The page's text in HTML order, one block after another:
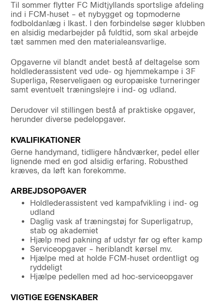
Til sommer flytter FC Midtjyllands sportslige afdeling
ind i FCM-huset – et nybygget og topmoderne
fodboldanlæg i Ikast. I den forbindelse søger klubben
en alsidig medarbejder på fuldtid, som skal arbejde
tæt sammen med den materialeansvarlige.
Opgaverne vil blandt andet bestå af deltagelse som
holdlederassistent ved ude- og hjemmekampe i 3F
Superliga, Reserveligaen og europæiske turneringer
samt eventuelt træningslejre i ind- og udland.
Derudover vil stillingen bestå af praktiske opgaver,
herunder diverse pedelopgaver.
KVALIFIKATIONER
Gerne handymand, tidligere håndværker, pedel eller
lignende med en god alsidig erfaring. Robusthed
kræves, da løft kan forekomme.
ARBEJDSOPGAVER
Holdlederassistent ved kampafvikling i ind- og
udland
Daglig vask af træningstøj for Superligatrup,
stab og akademiet
Hjælp med pakning af udstyr før og efter kamp
Serviceopgaver – heriblandt kørsel mv.
Hjælpe med at holde FCM-huset ordentligt og
ryddeligt
Hjælpe pedellen med ad hoc-serviceopgaver
VIGTIGE EGENSKABER